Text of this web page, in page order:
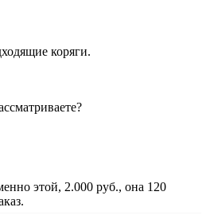
коряги.
этой, 2.000 руб., она 120